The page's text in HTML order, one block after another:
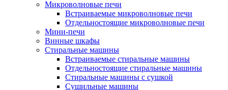
Микроволновые печи
Встраиваемые микроволновые печи
Отдельностоящие микроволновые печи
Мини-печи
Винные шкафы
Стиральные машины
Встраиваемые стиральные машины
Отдельностоящие стиральные машины
Стиральные машины с сушкой
Сушильные машины